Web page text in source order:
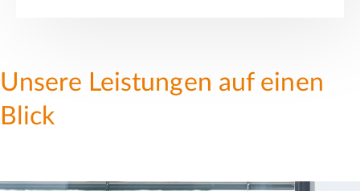
Unsere Leistungen auf einen
Blick